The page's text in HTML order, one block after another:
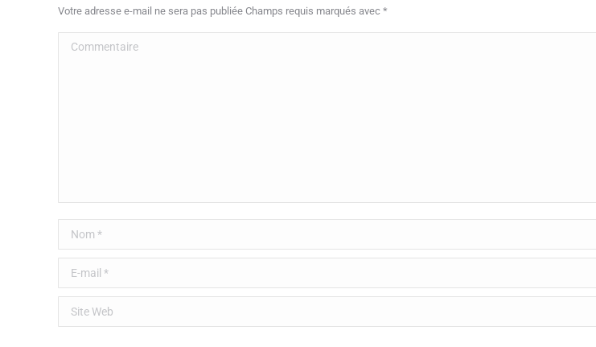
Votre adresse e-mail ne sera pas publiée Champs requis marqués avec *
Commentaire
Nom *
E-mail *
Site Web